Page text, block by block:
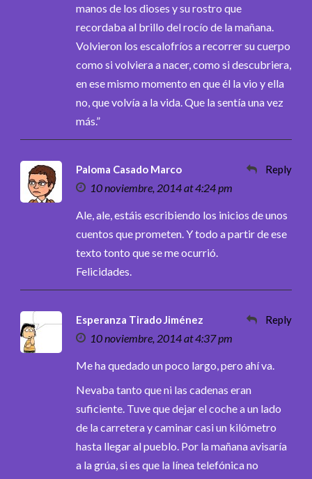
manos de los dioses y su rostro que
recordaba al brillo del rocío de la mañana.
Volvieron los escalofríos a recorrer su cuerpo
como si volviera a nacer, como si descubriera,
en ese mismo momento en que él la vio y ella
no, que volvía a la vida. Que la sentía una vez
más.”
Paloma Casado Marco
10 noviembre, 2014 at 4:24 pm
Reply
Ale, ale, estáis escribiendo los inicios de unos
cuentos que prometen. Y todo a partir de ese
texto tonto que se me ocurrió.
Felicidades.
Esperanza Tirado Jiménez
10 noviembre, 2014 at 4:37 pm
Reply
Me ha quedado un poco largo, pero ahí va.
Nevaba tanto que ni las cadenas eran
suficiente. Tuve que dejar el coche a un lado
de la carretera y caminar casi un kilómetro
hasta llegar al pueblo. Por la mañana avisaría
a la grúa, si es que la línea telefónica no